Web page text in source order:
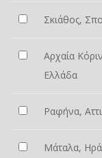
Σκιάθος,
Αρχαία
Ελλάδα
Ραφήνα,
Μάταλα,